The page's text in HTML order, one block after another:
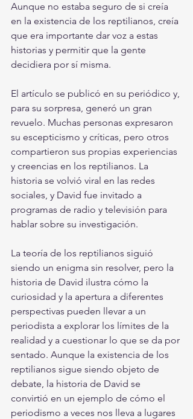
Aunque no estaba seguro de si creía
en la existencia de los reptilianos, creía
que era importante dar voz a estas
historias y permitir que la gente
decidiera por sí misma.
El artículo se publicó en su periódico y,
para su sorpresa, generó un gran
revuelo. Muchas personas expresaron
su escepticismo y críticas, pero otros
compartieron sus propias experiencias
y creencias en los reptilianos. La
historia se volvió viral en las redes
sociales, y David fue invitado a
programas de radio y televisión para
hablar sobre su investigación.
La teoría de los reptilianos siguió
siendo un enigma sin resolver, pero la
historia de David ilustra cómo la
curiosidad y la apertura a diferentes
perspectivas pueden llevar a un
periodista a explorar los límites de la
realidad y a cuestionar lo que se da por
sentado. Aunque la existencia de los
reptilianos sigue siendo objeto de
debate, la historia de David se
convirtió en un ejemplo de cómo el
periodismo a veces nos lleva a lugares